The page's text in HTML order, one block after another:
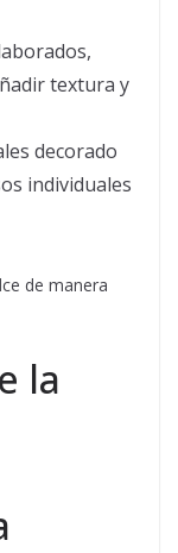
textura y
decorado
individuales
de manera
la